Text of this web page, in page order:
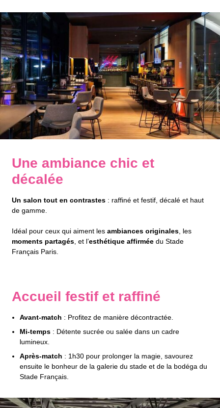
Une ambiance chic et
décalée
Un salon tout en contrastes : raffiné et festif, décalé et haut
de gamme.
Idéal pour ceux qui aiment les ambiances originales, les
moments partagés, et l’esthétique affirmée du Stade
Français Paris.
Accueil festif et raffiné
Avant-match : Profitez de manière décontractée.
Mi-temps : Détente sucrée ou salée dans un cadre
lumineux.
Après-match : 1h30 pour prolonger la magie, savourez
ensuite le bonheur de la galerie du stade et de la bodéga du
Stade Français.